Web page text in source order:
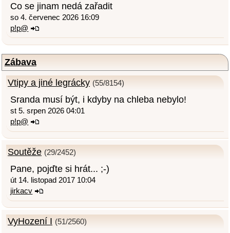
Co se jinam nedá zařadit
so 4. červenec 2026 16:09
p!p@
Zábava
Vtipy a jiné legrácky (55/8154)
Sranda musí být, i kdyby na chleba nebylo!
st 5. srpen 2026 04:01
p!p@
Soutěže (29/2452)
Pane, pojďte si hrát... ;-)
út 14. listopad 2017 10:04
jirkacv
VyHození I (51/2560)